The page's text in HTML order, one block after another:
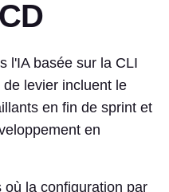
l'IA basée sur la CLI
levier incluent le
en fin de sprint et
en
la configuration par